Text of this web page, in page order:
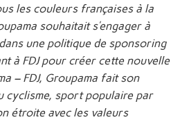
les couleurs françaises à la
souhaitait s’engager à
une politique de sponsoring
à FDJ pour créer cette nouvelle
– FDJ, Groupama fait son
cyclisme, sport populaire par
étroite avec les valeurs